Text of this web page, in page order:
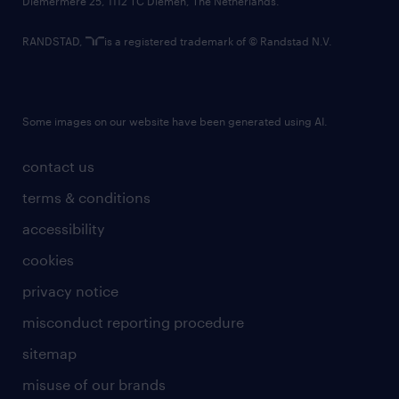
contact us
terms & conditions
accessibility
cookies
privacy notice
misconduct reporting procedure
sitemap
misuse of our brands
RANDSTAD, is a registered trademark of © Randstad N.V.
Some images on our website have been generated using AI.